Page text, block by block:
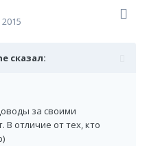
сказал:
за своими
В отличие от тех, кто